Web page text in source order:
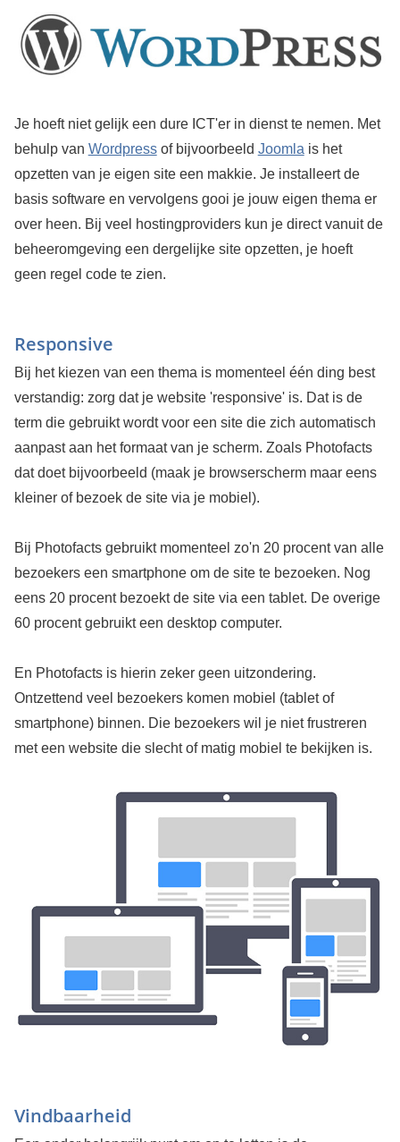
Je hoeft niet gelijk een dure ICT'er in dienst te nemen. Met
behulp van Wordpressof bijvoorbeeld Joomla is het
opzetten van je eigen site een makkie. Je installeert de
basis software en vervolgens gooi je jouw eigen thema er
over heen. Bij veel hostingproviders kun je direct vanuit de
beheeromgeving een dergelijke site opzetten, je hoeft
geen regel code te zien.
Responsive
Bij het kiezen van een thema is momenteel één ding best
verstandig: zorg dat je website 'responsive' is. Dat is de
term die gebruikt wordt voor een site die zich automatisch
aanpast aan het formaat van je scherm. Zoals Photofacts
dat doet bijvoorbeeld (maak je browserscherm maar eens
kleiner of bezoek de site via je mobiel).
Bij Photofacts gebruikt momenteel zo'n 20 procent van alle
bezoekers een smartphone om de site te bezoeken. Nog
eens 20 procent bezoekt de site via een tablet. De overige
60 procent gebruikt een desktop computer.
En Photofacts is hierin zeker geen uitzondering.
Ontzettend veel bezoekers komen mobiel (tablet of
smartphone) binnen. Die bezoekers wil je niet frustreren
met een website die slecht of matig mobiel te bekijken is.
Vindbaarheid